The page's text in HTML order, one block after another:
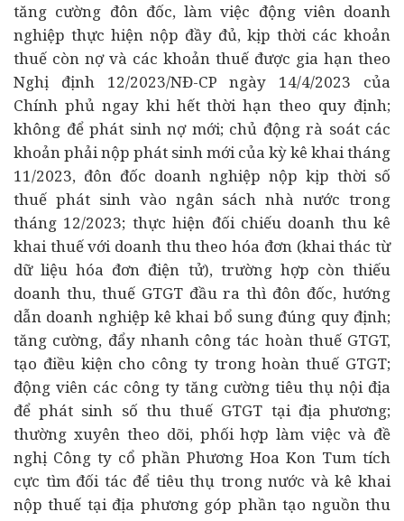
tăng cường đôn đốc, làm việc động viên doanh
nghiệp thực hiện nộp đầy đủ, kịp thời các khoản
thuế còn nợ và các khoản thuế được gia hạn theo
Nghị định 12/2023/NĐ-CP ngày 14/4/2023 của
Chính phủ ngay khi hết thời hạn theo quy định;
không để phát sinh nợ mới; chủ động rà soát các
khoản phải nộp phát sinh mới của kỳ kê khai tháng
11/2023, đôn đốc doanh nghiệp nộp kịp thời số
thuế phát sinh vào ngân sách nhà nước trong
tháng 12/2023; thực hiện đối chiếu doanh thu kê
khai thuế với doanh thu theo hóa đơn (khai thác từ
dữ liệu hóa đơn điện tử), trường hợp còn thiếu
doanh thu, thuế GTGT đầu ra thì đôn đốc, hướng
dẫn doanh nghiệp kê khai bổ sung đúng quy định;
tăng cường, đẩy nhanh công tác hoàn thuế GTGT,
tạo điều kiện cho công ty trong hoàn thuế GTGT;
động viên các công ty tăng cường tiêu thụ nội địa
để phát sinh số thu thuế GTGT tại địa phương;
thường xuyên theo dõi, phối hợp làm việc và đề
nghị Công ty cổ phần Phương Hoa Kon Tum tích
cực tìm đối tác để tiêu thụ trong nước và kê khai
nộp thuế tại địa phương góp phần tạo nguồn thu